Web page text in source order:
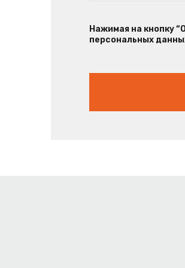
Нажимая на кнопку
персональных